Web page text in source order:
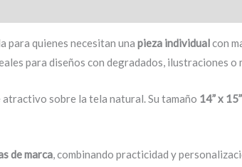
para quienes necesitan una pieza individualcon
para diseños con degradados, ilustraciones o
atractivo sobre la tela natural. Su tamaño 14” x 15”
de marca , combinando practicidad y